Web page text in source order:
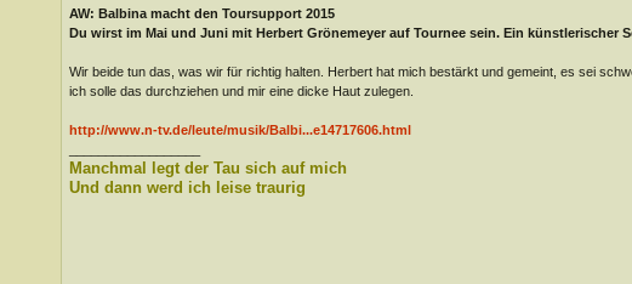
AW: Balbina macht den Toursupport 2015
Du wirst im Mai und Juni mit Herbert Grönemeyer auf Tournee sein. Ein künstlerischer
Wir beide tun das, was wir für richtig halten. Herbert hat mich bestärkt und gemeint, es sei
ich solle das durchziehen und mir eine dicke Haut zulegen.
http://www.n-tv.de/leute/musik/Balbi...e14717606.html
Manchmal legt der Tau sich auf mich
Und dann werd ich leise traurig